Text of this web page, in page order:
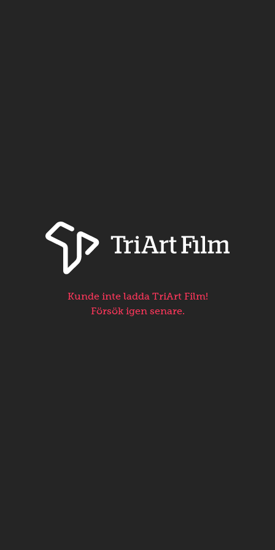
Kunde inte ladda TriArt Film!
Försök igen senare.